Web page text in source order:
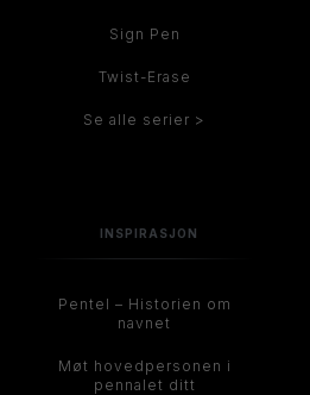
Sign Pen
Twist-Erase
Se alle serier >
INSPIRASJON
Pentel – Historien om
navnet
Møt hovedpersonen i
pennalet ditt